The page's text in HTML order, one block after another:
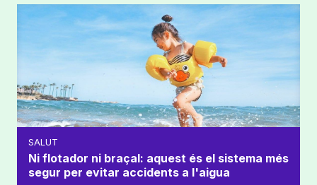
SALUT
Ni flotador ni braçal: aquest és el sistema més
segur per evitar accidents a l'aigua